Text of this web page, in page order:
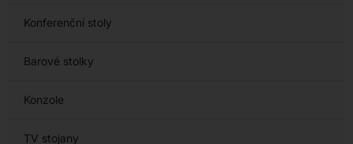
Konferenční stoly
Barové stolky
Konzole
TV stojany